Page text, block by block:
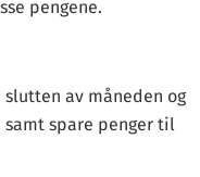
pengene.
av måneden og
samt spare penger til